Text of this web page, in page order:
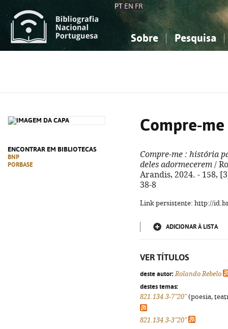
PT EN FR
Sobre Pesquisa
ENCONTRAR EM BIBLIOTECAS
BNP
PORBASE
Compre-me
Compre-me : história
deles adormecerem /
Arandis, 2024. - 158,
38-8
Link persistente: http://
ADICIONAR À LISTA
VER TÍTULOS
deste autor: Rolando Rebelo
destes temas:
821.134.3-7"20"(poesia,
821.134.3-3"20"